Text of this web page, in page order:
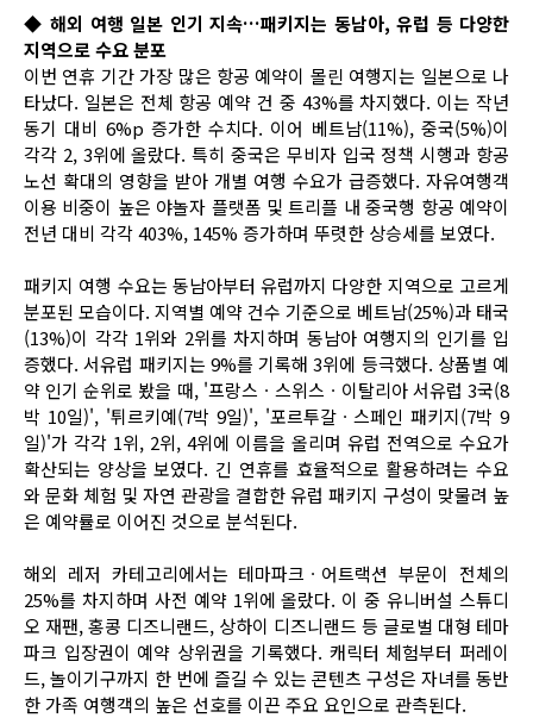
◆ 해외 여행 일본 인기 지속…패키지는 동남아, 유럽 등 다양한
지역으로 수요 분포
이번 연휴 기간 가장 많은 항공 예약이 몰린 여행지는 일본으로 나
타났다. 일본은 전체 항공 예약 건 중 43%를 차지했다. 이는 작년
동기 대비 6%p 증가한 수치다. 이어 베트남(11%), 중국(5%)이
각각 2, 3위에 올랐다. 특히 중국은 무비자 입국 정책 시행과 항공
노선 확대의 영향을 받아 개별 여행 수요가 급증했다. 자유여행객
이용 비중이 높은 야놀자 플랫폼 및 트리플 내 중국행 항공 예약이
전년 대비 각각 403%, 145% 증가하며 뚜렷한 상승세를 보였다.
패키지 여행 수요는 동남아부터 유럽까지 다양한 지역으로 고르게
분포된 모습이다. 지역별 예약 건수 기준으로 베트남(25%)과 태국
(13%)이 각각 1위와 2위를 차지하며 동남아 여행지의 인기를 입
증했다. 서유럽 패키지는 9%를 기록해 3위에 등극했다. 상품별 예
약 인기 순위로 봤을 때, '프랑스ㆍ스위스ㆍ이탈리아 서유럽 3국(8
박 10일)', '튀르키예(7박 9일)', '포르투갈ㆍ스페인 패키지(7박 9
일)'가 각각 1위, 2위, 4위에 이름을 올리며 유럽 전역으로 수요가
확산되는 양상을 보였다. 긴 연휴를 효율적으로 활용하려는 수요
와 문화 체험 및 자연 관광을 결합한 유럽 패키지 구성이 맞물려 높
은 예약률로 이어진 것으로 분석된다.
해외 레저 카테고리에서는 테마파크ㆍ어트랙션 부문이 전체의
25%를 차지하며 사전 예약 1위에 올랐다. 이 중 유니버설 스튜디
오 재팬, 홍콩 디즈니랜드, 상하이 디즈니랜드 등 글로벌 대형 테마
파크 입장권이 예약 상위권을 기록했다. 캐릭터 체험부터 퍼레이
드, 놀이기구까지 한 번에 즐길 수 있는 콘텐츠 구성은 자녀를 동반
한 가족 여행객의 높은 선호를 이끈 주요 요인으로 관측된다.